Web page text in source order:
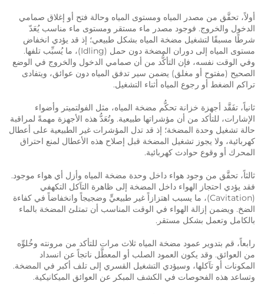
أولاً، تحقَّق من مصدر المياه ومستوى المياه وحالة فتح أو إغلاق صمامي
الدخول والخروج. فوجود مصدر ماء مستقر ومستوى ماء مناسب يُعَدّ
شرطًا مسبقًا لتشغيل مضخة المياه بشكل طبيعي؛ إذ قد يؤدي انخفاض
مستوى المياه إلى دوران المضخة دون حمل (Idling)، ما يُسبِّب تلفها.
وفي الوقت نفسه، فإن التأكُّد من أن صمامي الدخول والخروج في الوضع
الصحيح (مفتوح أو مغلق) يضمن سير تدفق المياه دون عوائق، ويتفادى
تراكم الضغط أو رجوع المياه أثناء التشغيل.
ثانياً، تفَقَّد أجهزة خزانة تحكُّم مضخة المياه، مثل الفولتميتر وأضواء
الإشارات، للتأكد من أن مؤشراتها طبيعية. وتُعَدُّ هذه الأجهزة مهمةً لمراقبة
حالة تشغيل وحدة المضخة؛ إذ قد تدل المؤشرات غير الطبيعية على أعطال
كهربائية، ولا يجوز تشغيل المضخة قبل إصلاح هذه الأعطال لمنع احتراق
المحرك أو وقوع حوادث كهربائية.
ثالثاً، تحقَّق من وجود هواء داخل وحدة مضخة المياه وأزل أي هواء موجود.
فقد يؤدي احتجاز الهواء داخل المضخة إلى ظاهرة التآكل التكهفي
(Cavitation)، ما يسبب اهتزازاً غير طبيعيٍّ وضجيجاً وانخفاضاً في كفاءة
الضخ. ويضمن إزالة الهواء في الوقت المناسب أن تمتلئ المضخة بالماء
بالكامل وتعمل بشكل مستقر.
رابعاً، قم بتدوير عمود مضخة المياه ثلاث مرات للتأكد من مرونته وخُلوِّه
من العوائق. وقد يكون العمود الصلب أو المعطَّل ناتجاً عن انسداد
المكونات أو تآكلها، وسيؤدي التشغيل القسري إلى تلف أكبر في المضخة.
وتساعد هذه الفحوصات في الكشف المبكر عن العوائق الميكانيكية.